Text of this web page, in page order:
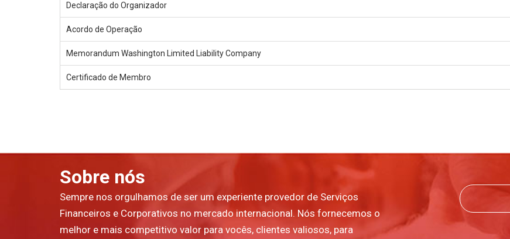
Declaração do Organizador
Acordo de Operação
Memorandum Washington Limited Liability Company
Certificado de Membro
Sobre nós
Sempre nos orgulhamos de ser um experiente provedor de Serviços
Financeiros e Corporativos no mercado internacional. Nós fornecemos o
melhor e mais competitivo valor para vocês, clientes valiosos, para